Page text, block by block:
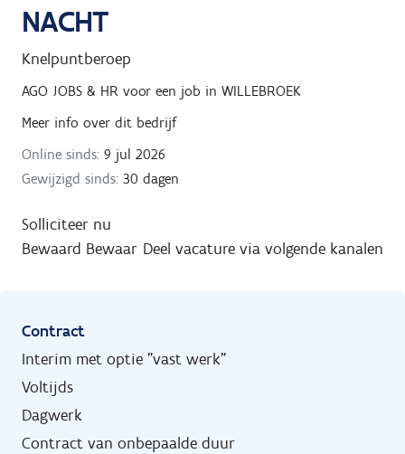
NACHT
Knelpuntberoep
AGO JOBS & HR voor een job in WILLEBROEK
Meer info over dit bedrijf
Online sinds: 9 jul 2026
Gewijzigd sinds: 30 dagen
Solliciteer nu
Bewaard Bewaar Deel vacature via volgende kanalen
Contract
Interim met optie "vast werk"
Voltijds
Dagwerk
Contract van onbepaalde duur